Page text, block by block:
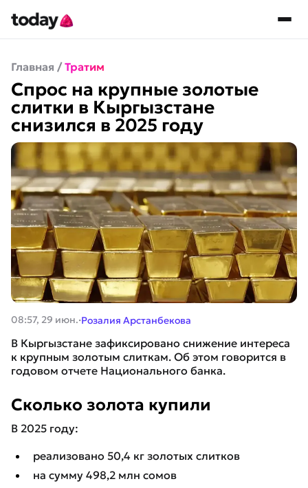
Главная / Тратим
Спрос на крупные золотые
слитки в Кыргызстане
снизился в 2025 году
08:57, 29 июн.·Розалия Арстанбекова
В Кыргызстане зафиксировано снижение интереса
к крупным золотым слиткам. Об этом говорится в
годовом отчете Национального банка.
Сколько золота купили
В 2025 году:
реализовано 50,4 кг золотых слитков
на сумму 498,2 млн сомов